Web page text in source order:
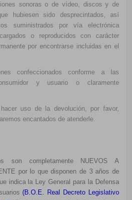
sonoras o de vídeo, discos y de
hubiesen sido desprecintados, así
suministrados por vía electrónica
o reproducidos con carácter
por encontrarse incluidas en el
confeccionados conforme a las
y usuario o claramente
uso de la devolución, por favor,
encantados de atenderle.
son completamente NUEVOS A
por lo que disponen de 3 años de
indica la Ley General para la Defensa
(B.O.E. Real Decreto Legislativo